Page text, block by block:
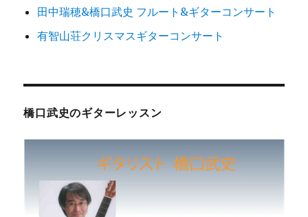
田中瑞穂&橋口武史 フルート&ギターコンサート
有智山荘クリスマスギターコンサート
橋口武史のギターレッスン